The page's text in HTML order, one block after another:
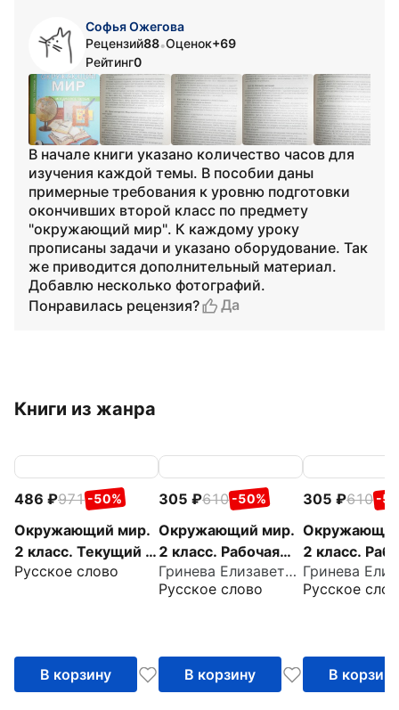
Софья Ожегова
Рецензий88•Оценок+69
Рейтинг0
В начале книги указано количество часов для
изучения каждой темы. В пособии даны
примерные требования к уровню подготовки
окончивших второй класс по предмету
"окружающий мир". К каждому уроку
прописаны задачи и указано оборудование. Так
же приводится дополнительный материал.
Добавлю несколько фотографий.
Понравилась рецензия?
Да
Книги из жанра
486 971 -50%
Окружающий мир.
2 класс. Текущий и
тематический
Русское слово
В корзину
305 610 -50%
Окружающий мир.
2 класс. Рабочая
тетрадь к учебнику
В. Самковой, Н.
Гринева Елизавета Алексеевна
Русское слово
В корзину
305 610 -
2 класс.
тетрадь к
В.
Русское
В корзину